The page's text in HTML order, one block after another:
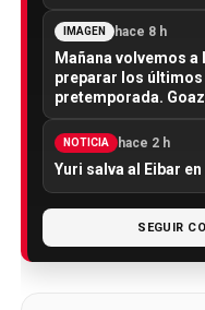
IMAGEN hace 8 h
Mañana volvemos a
preparar los
pretemporada.
NOTICIA hace 2 h
Yuri salva al Eibar
SEGUIR